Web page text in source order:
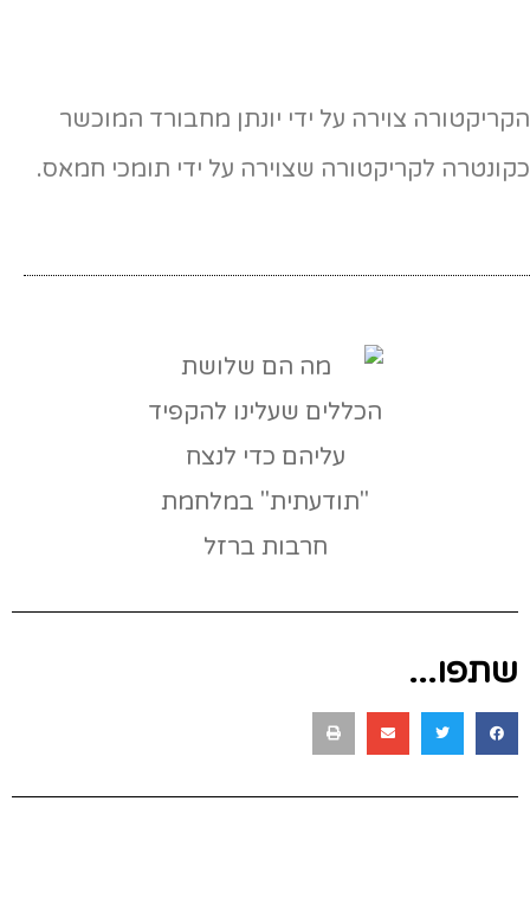
הקריקטורה צוירה על ידי יונתן מחבורד המוכשר
כקונטרה לקריקטורה שצוירה על ידי תומכי חמאס.
שתפו...